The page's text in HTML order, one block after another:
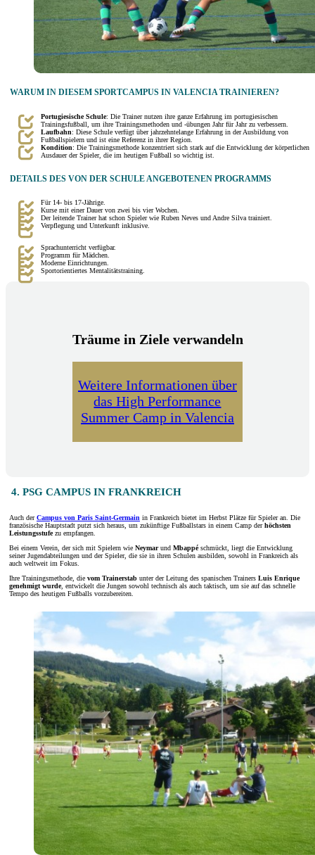
WARUM IN DIESEM SPORTCAMPUS IN VALENCIA TRAINIEREN?
Portugiesische Schule: Die Trainer nutzen ihre ganze Erfahrung im portugiesischen
Trainingsfußball, um ihre Trainingsmethoden und -übungen Jahr für Jahr zu verbessern.
Laufbahn: Diese Schule verfügt über jahrzehntelange Erfahrung in der Ausbildung von
Fußballspielern und ist eine Referenz in ihrer Region.
Kondition: Die Trainingsmethode konzentriert sich stark auf die Entwicklung der körperlichen
Ausdauer der Spieler, die im heutigen Fußball so wichtig ist.
DETAILS DES VON DER SCHULE ANGEBOTENEN PROGRAMMS
Für 14- bis 17-Jährige.
Kurse mit einer Dauer von zwei bis vier Wochen.
Der leitende Trainer hat schon Spieler wie Ruben Neves und Andre Silva trainiert.
Verpflegung und Unterkunft inklusive.
Sprachunterricht verfügbar.
Programm für Mädchen.
Moderne Einrichtungen.
Sportorientiertes Mentalitätstraining.
Träume in Ziele verwandeln
Weitere Informationen über
das High Performance
Summer Camp in Valencia
4. PSG CAMPUS IN FRANKREICH
Auch derCampus von Paris Saint-Germain in Frankreich bietet im Herbst Plätze für Spieler an. Die
französische Hauptstadt putzt sich heraus, um zukünftige Fußballstars in einem Camp derhöchsten
Leistungsstufezu empfangen.
Bei einem Verein, der sich mit Spielern wie Neymarund Mbappéschmückt, liegt die Entwicklung
seiner Jugendabteilungen und der Spieler, die sie in ihren Schulen ausbilden, sowohl in Frankreich als
auch weltweit im Fokus.
Ihre Trainingsmethode, die vom Trainerstab unter der Leitung des spanischen Trainers Luis Enrique
genehmigt wurde, entwickelt die Jungen sowohl technisch als auch taktisch, um sie auf das schnelle
Tempo des heutigen Fußballs vorzubereiten.